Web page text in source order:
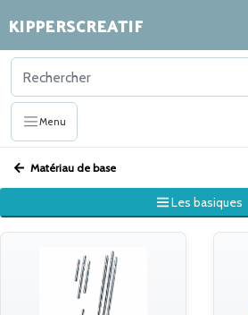
KIPPERSCREATIF
Menu
Matériau de base
Les basiques